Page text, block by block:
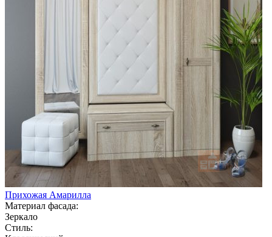
Прихожая Амарилла
Материал фасада:
Зеркало
Стиль: